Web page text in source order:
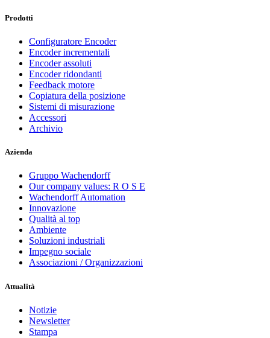
Prodotti
Configuratore Encoder
Encoder incrementali
Encoder assoluti
Encoder ridondanti
Feedback motore
Copiatura della posizione
Sistemi di misurazione
Accessori
Archivio
Azienda
Gruppo Wachendorff
Our company values: R O S E
Wachendorff Automation
Innovazione
Qualità al top
Ambiente
Soluzioni industriali
Impegno sociale
Associazioni / Organizzazioni
Attualità
Notizie
Newsletter
Stampa